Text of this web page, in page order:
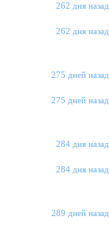
262 дня назад
262 дня назад
275 дней назад
275 дней назад
284 дня назад
284 дня назад
289 дней назад